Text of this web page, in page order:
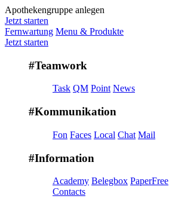
Apothekengruppe anlegen
Jetzt starten
Fernwartung Menu & Produkte
Jetzt starten
#Teamwork
Task QM Point News
#Kommunikation
Fon Faces Local Chat Mail
#Information
Academy Belegbox PaperFree
Contacts